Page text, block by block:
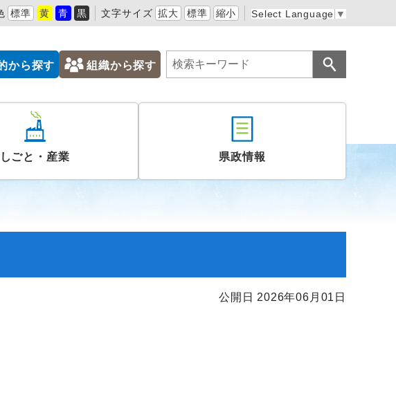
標準 黄 青 黒 文字サイズ 拡大 標準 縮小 Select Language ▼
から探す 組織から探す
しごと・産業 県政情報
公開日 2026年06月01日